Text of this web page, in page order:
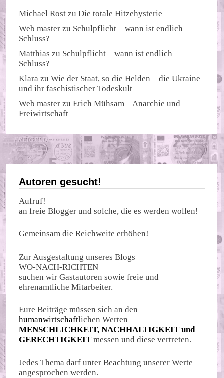
Michael Rost zuDie totale Hitzehysterie
Web master zu Schulpflicht – wann ist endlich
Schluss?
Matthias zu Schulpflicht – wann ist endlich
Schluss?
Klara zuWie der Staat, so die Helden – die Ukraine
und ihr faschistischer Todeskult
Web master zuErich Mühsam – Anarchie und
Freiwirtschaft
Autoren gesucht!
Aufruf!
an freie Blogger und solche, die es werden wollen!
Gemeinsam die Reichweite erhöhen!
Zur Ausgestaltung unseres Blogs
WO-NACH-RICHTEN
suchen wir Gastautoren sowie freie und
ehrenamtliche Mitarbeiter.
Eure Beiträge müssen sich an den
humanwirtschaftlichen Werten
MENSCHLICHKEIT, NACHHALTIGKEIT und
GERECHTIGKEIT messen und diese vertreten.
Jedes Thema darf unter Beachtung unserer Werte
angesprochen werden.